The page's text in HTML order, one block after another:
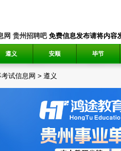
网 贵州招聘吧免费信息发布请将内容
遵义 安顺 毕节
试信息网 > 遵义